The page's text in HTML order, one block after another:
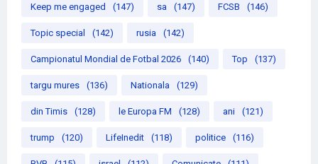
Keep me engaged (147) sa (147) FCSB (146)
Topic special (142) rusia (142)
Campionatul Mondial de Fotbal 2026 (140) Top (137)
targu mures (136) Nationala (129)
din Timis (128) le Europa FM (128) ani (121)
trump (120) LifeInedit (118) politice (116)